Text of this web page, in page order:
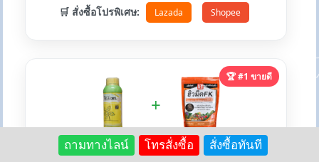
🛒 สั่งซื้อโปรพิเศษ: Lazada Shopee
🏆 #1 ขายดี
+
🌟 ไอเอส + ฮิวมิคFK - ยอดขายอันดับ 1
ถามทางไลน์ โทรสั่งซื้อ สั่งซื้อทันที